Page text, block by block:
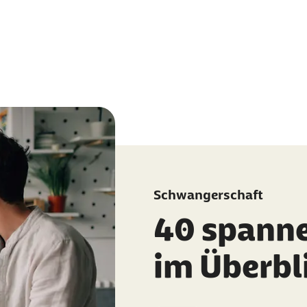
Schwangerschaft
40
im